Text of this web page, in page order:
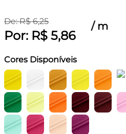
De:R$ 6,25
Por: R$ 5,86
/ m
Cores Disponíveis